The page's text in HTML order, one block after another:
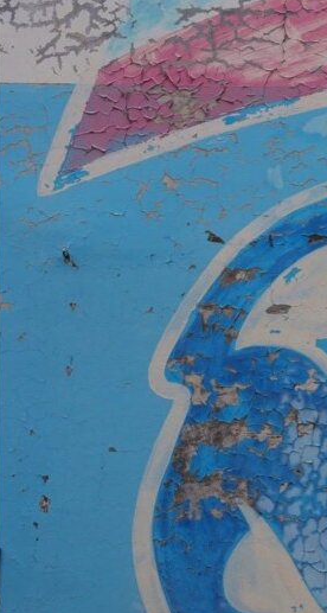
РАССЫЛКУ